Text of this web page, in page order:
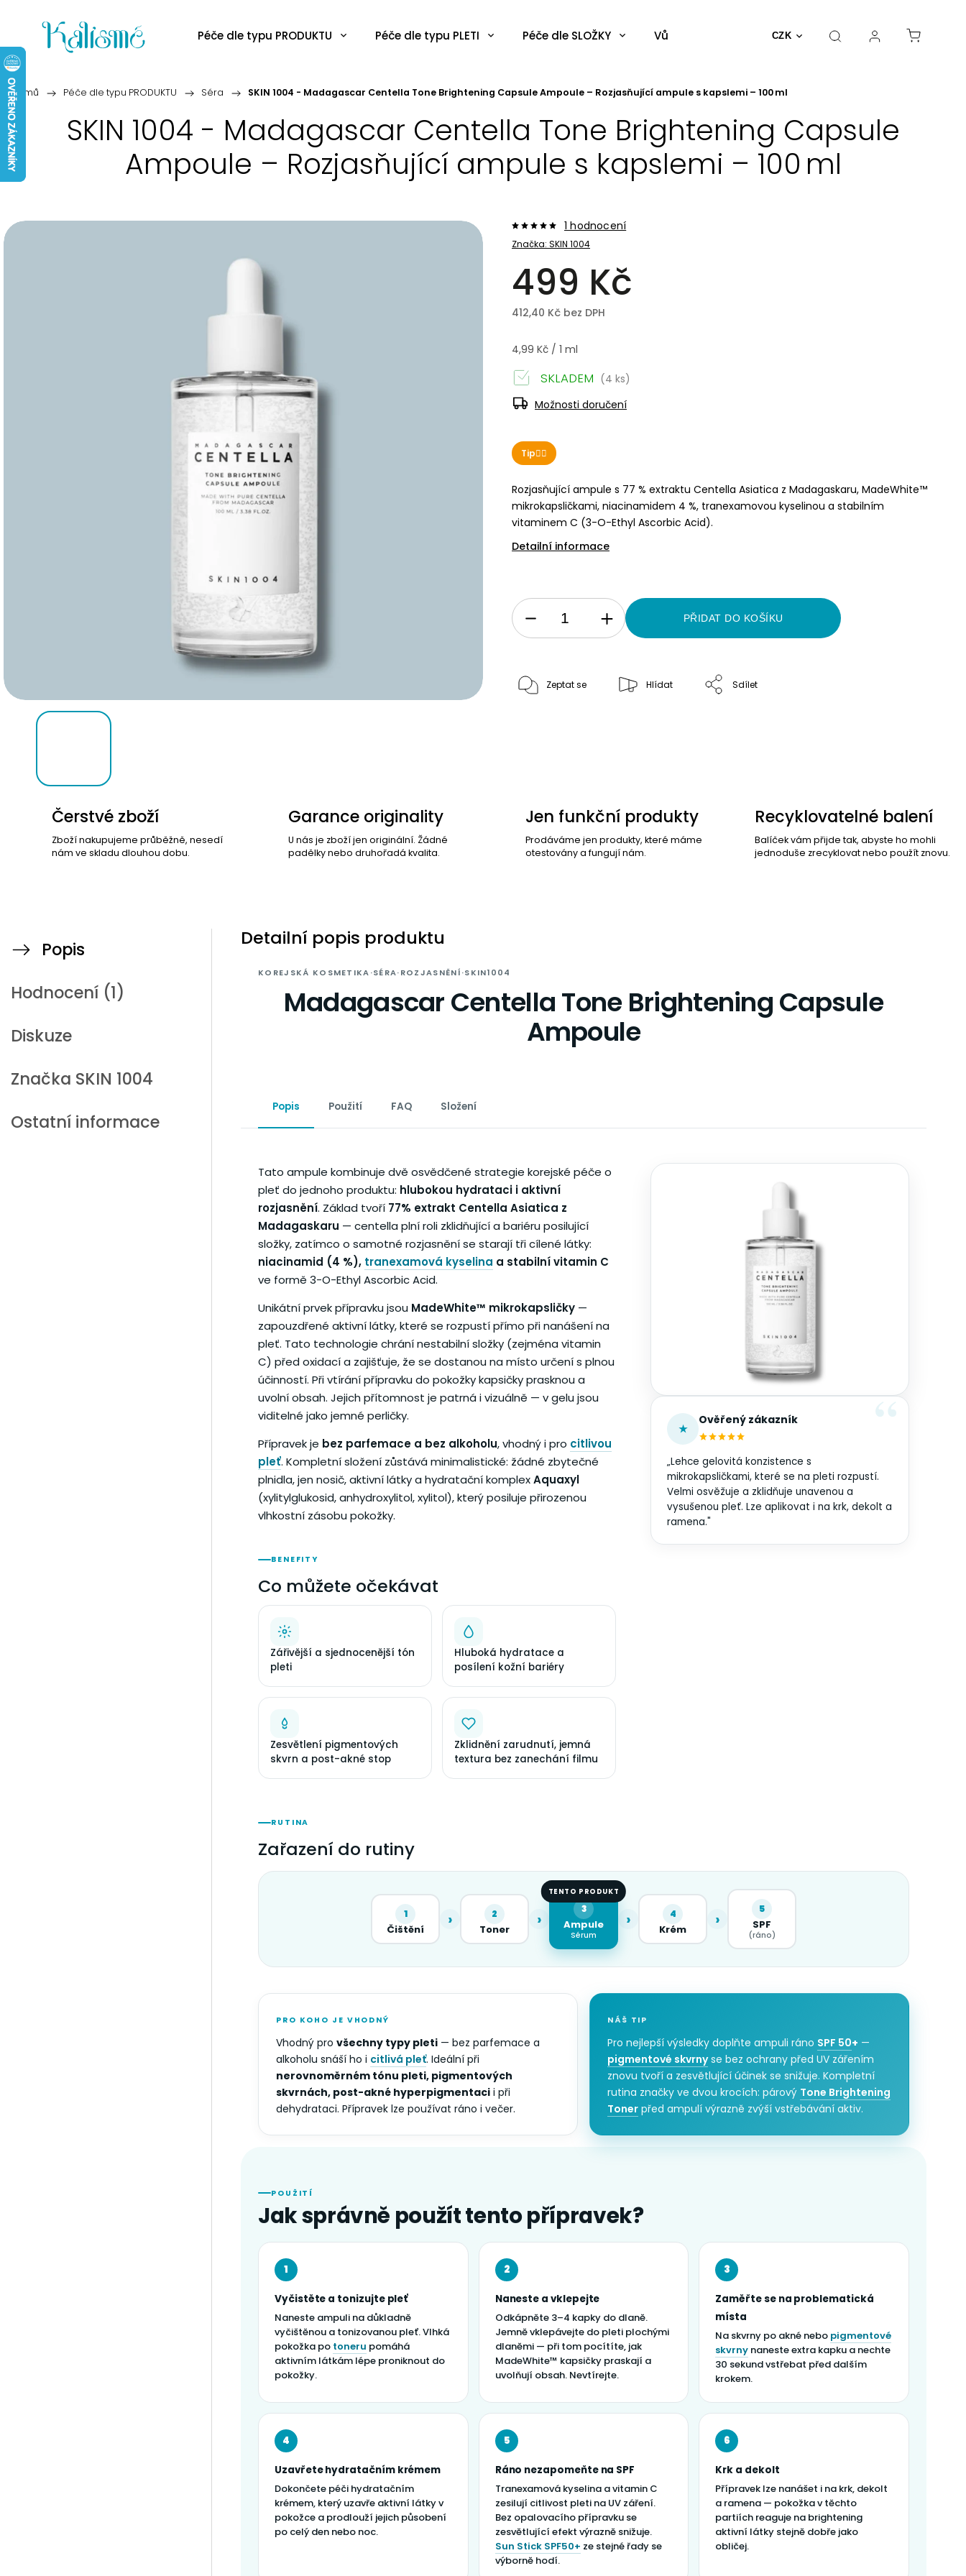
CZK
Péče dle typu PRODUKTU Péče dle typu PLETI Péče dle SLOŽKY Vůně a parfémy Dekorativní kosmetika
Domů / Péče dle typu PRODUKTU / Séra / SKIN 1004 - Madagascar Centella Tone Brightening Capsule Ampoule – Rozjasňující ampule s kapslemi – 100 ml
SKIN 1004 - Madagascar Centella Tone Brightening Capsule
Ampoule – Rozjasňující ampule s kapslemi – 100 ml
Značka:SKIN 1004
1 hodnocení
499 Kč
412,40 Kč bez DPH
4,99 Kč / 1 ml
Tip👌🏻
Rozjasňující ampule s 77 % extraktu Centella Asiatica z Madagaskaru, MadeWhite™
mikrokapsličkami, niacinamidem 4 %, tranexamovou kyselinou a stabilním
vitaminem C (3-O-Ethyl Ascorbic Acid).
Detailní informace
SKLADEM (4 ks)
Možnosti doručení
PŘIDAT DO KOŠÍKU
Zeptat se Hlídat Sdílet
Čerstvé zboží
Zboží nakupujeme průběžně, nesedí
nám ve skladu dlouhou dobu.
Garance originality
U nás je zboží jen originální. Žádné
padělky nebo druhořadá kvalita.
Jen funkční produkty
Prodáváme jen produkty, které máme
otestovány a fungují nám.
Recyklovatelné balení
Balíček vám přijde tak, abyste ho mohli
jednoduše zrecyklovat nebo použít znovu.
Popis
Hodnocení (1)
Diskuze
Značka SKIN 1004
Ostatní informace
Detailní popis produktu
KOREJSKÁ KOSMETIKA·SÉRA·ROZJASNĚNÍ·SKIN1004
Madagascar Centella Tone Brightening Capsule
Ampoule
Popis Použití FAQ Složení
Tato ampule kombinuje dvě osvědčené strategie korejské péče o
pleť do jednoho produktu: hlubokou hydrataci i aktivní
rozjasnění. Základ tvoří 77% extrakt Centella Asiatica z
Madagaskaru — centella plní roli zklidňující a bariéru posilující
složky, zatímco o samotné rozjasnění se starají tři cílené látky:
niacinamid (4 %), tranexamová kyselina a stabilní vitamin C
ve formě 3-O-Ethyl Ascorbic Acid.
Unikátní prvek přípravku jsou MadeWhite™ mikrokapsličky —
zapouzdřené aktivní látky, které se rozpustí přímo při nanášení na
pleť. Tato technologie chrání nestabilní složky (zejména vitamin
C) před oxidací a zajišťuje, že se dostanou na místo určení s plnou
účinností. Při vtírání přípravku do pokožky kapsičky prasknou a
uvolní obsah. Jejich přítomnost je patrná i vizuálně — v gelu jsou
viditelné jako jemné perličky.
Přípravek je bez parfemace a bez alkoholu, vhodný i pro citlivou
pleť. Kompletní složení zůstává minimalistické: žádné zbytečné
plnidla, jen nosič, aktivní látky a hydratační komplexAquaxyl
(xylitylglukosid, anhydroxylitol, xylitol), který posiluje přirozenou
vlhkostní zásobu pokožky.
BENEFITY
Co můžete očekávat
Zářivější a sjednocenější tón
pleti
Hluboká hydratace a
posílení kožní bariéry
Zesvětlení pigmentových
skvrn a post-akné stop
Zklidnění zarudnutí, jemná
textura bez zanechání filmu
★
Ověřený zákazník
„Lehce gelovitá konzistence s
mikrokapsličkami, které se na pleti rozpustí.
Velmi osvěžuje a zklidňuje unavenou a
vysušenou pleť. Lze aplikovat i na krk, dekolt a
ramena."
RUTINA
Zařazení do rutiny
1
Čištění › 2
Toner ›
TENTO PRODUKT
3
Ampule
Sérum
› 4
Krém ›
5
SPF
(ráno)
PRO KOHO JE VHODNÝ
Vhodný pro všechny typy pleti — bez parfemace a
alkoholu snáší ho i citlivá pleť. Ideální při
nerovnoměrném tónu pleti, pigmentových
skvrnách, post-akné hyperpigmentaci i při
dehydrataci. Přípravek lze používat ráno i večer.
NÁŠ TIP
Pro nejlepší výsledky doplňte ampuli ráno SPF 50+ —
pigmentové skvrnyse bez ochrany před UV zářením
znovu tvoří a zesvětlující účinek se snižuje. Kompletní
rutina značky ve dvou krocích: párový Tone Brightening
Toner před ampulí výrazně zvýší vstřebávání aktiv.
POUŽITÍ
Jak správně použít tento přípravek?
1
Vyčistěte a tonizujte pleť
Naneste ampuli na důkladně
vyčištěnou a tonizovanou pleť. Vlhká
pokožka po toneru pomáhá
aktivním látkám lépe proniknout do
pokožky.
2
Naneste a vklepejte
Odkápněte 3–4 kapky do dlaně.
Jemně vklepávejte do pleti plochými
dlaněmi — při tom pocítíte, jak
MadeWhite™ kapsičky praskají a
uvolňují obsah. Nevtírejte.
3
Zaměřte se na problematická
místa
Na skvrny po akné nebo pigmentové
skvrny naneste extra kapku a nechte
30 sekund vstřebat před dalším
krokem.
4
Uzavřete hydratačním krémem
Dokončete péči hydratačním
krémem, který uzavře aktivní látky v
pokožce a prodlouží jejich působení
po celý den nebo noc.
5
Ráno nezapomeňte na SPF
Tranexamová kyselina a vitamin C
zesilují citlivost pleti na UV záření.
Bez opalovacího přípravku se
zesvětlující efekt výrazně snižuje.
Sun Stick SPF50+ ze stejné řady se
výborně hodí.
6
Krk a dekolt
Přípravek lze nanášet i na krk, dekolt
a ramena — pokožka v těchto
partiích reaguje na brightening
aktivní látky stejně dobře jako
obličej.